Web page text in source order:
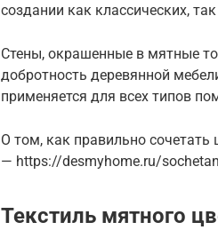
создании как классических,
Стены, окрашенные в мятные
добротность деревянной
применяется для всех типов
О том, как правильно сочетать
— https://desmyhome.ru/
Текстиль мятного